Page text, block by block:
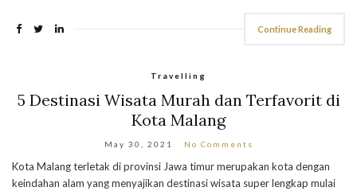
Continue Reading
Travelling
5 Destinasi Wisata Murah dan Terfavorit di
Kota Malang
May 30, 2021 No Comments
Kota Malang terletak di provinsi Jawa timur merupakan kota dengan
keindahan alam yang menyajikan destinasi wisata super lengkap mulai